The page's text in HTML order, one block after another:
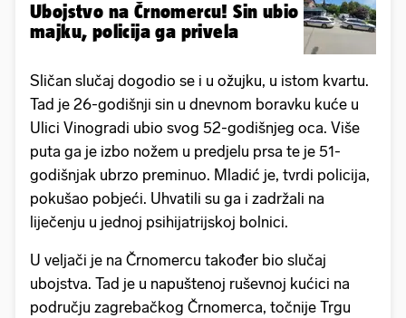
Ubojstvo na Črnomercu! Sin ubio
majku, policija ga privela
Sličan slučaj dogodio se i u ožujku, u istom kvartu.
Tad je 26-godišnji sin u dnevnom boravku kuće u
Ulici Vinogradi ubio svog 52-godišnjeg oca. Više
puta ga je izbo nožem u predjelu prsa te je 51-
godišnjak ubrzo preminuo. Mladić je, tvrdi policija,
pokušao pobjeći. Uhvatili su ga i zadržali na
liječenju u jednoj psihijatrijskoj bolnici.
U veljači je na Črnomercu također bio slučaj
ubojstva. Tad je u napuštenoj ruševnoj kućici na
području zagrebačkog Črnomerca, točnije Trgu